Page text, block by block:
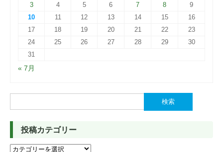
3
4 5 6 7 8
9
10
11 12 13 14 15
16
17
18 19 20 21 22
23
24
25 26 27 28 29
30
31
« 7月
索:
投稿カテゴリー
投